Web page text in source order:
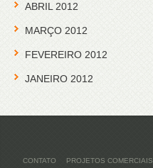
ABRIL 2012
MARÇO 2012
FEVEREIRO 2012
JANEIRO 2012
CONTATO PROJETOS COMERCIAIS